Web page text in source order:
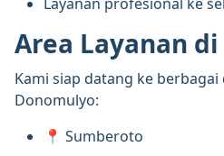
Area Layanan
Kami siap datang ke berbagai
Donomulyo:
📍 Sumberoto